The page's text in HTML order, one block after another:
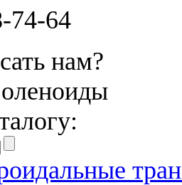
74-64
нам?